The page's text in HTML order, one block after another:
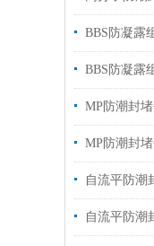
BBS防凝露
BBS防凝露
MP防潮封
自流平防潮